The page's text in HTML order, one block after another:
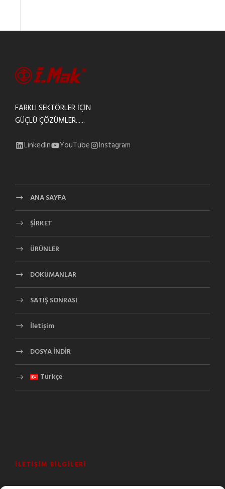
FARKLI SEKTÖRLER İÇİN
GÜÇLÜ ÇÖZÜMLER......
LinkedIn YouTube Instagram
ANA SAYFA
ŞİRKET
ÜRÜNLER
DOKÜMANLAR
SATIŞ SONRASI
İletişim
DOSYA İNDİR
Türkçe
İLETIŞIM BILGILERI